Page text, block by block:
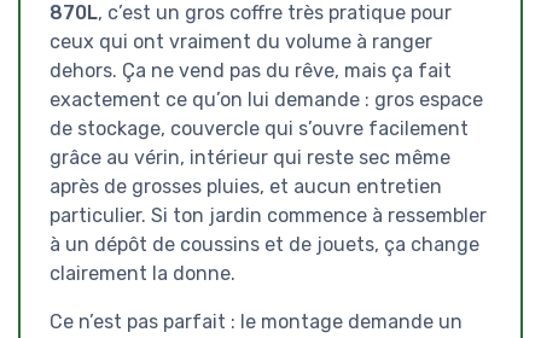
870L, c’est un gros coffre très pratique pour
ceux qui ont vraiment du volume à ranger
dehors. Ça ne vend pas du rêve, mais ça fait
exactement ce qu’on lui demande : gros espace
de stockage, couvercle qui s’ouvre facilement
grâce au vérin, intérieur qui reste sec même
après de grosses pluies, et aucun entretien
particulier. Si ton jardin commence à ressembler
à un dépôt de coussins et de jouets, ça change
clairement la donne.
Ce n’est pas parfait : le montage demande un